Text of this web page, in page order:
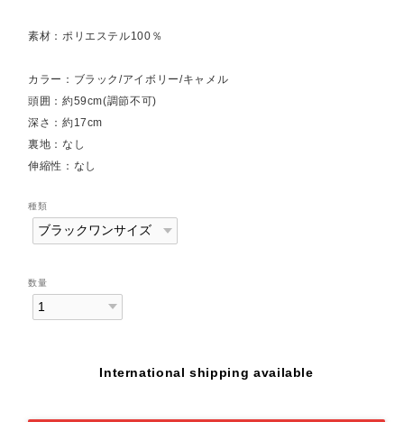
素材：ポリエステル100％
カラー：ブラック/アイボリー/キャメル
頭囲：約59cm(調節不可)
深さ：約17cm
裏地：なし
伸縮性：なし
種類
数量
International shipping available